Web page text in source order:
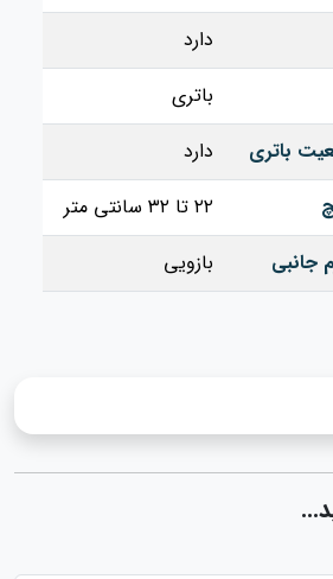
دارد
باتری
باتری
دارد
۲۲ تا ۳۲ سانتی متر
جانبی
بازویی